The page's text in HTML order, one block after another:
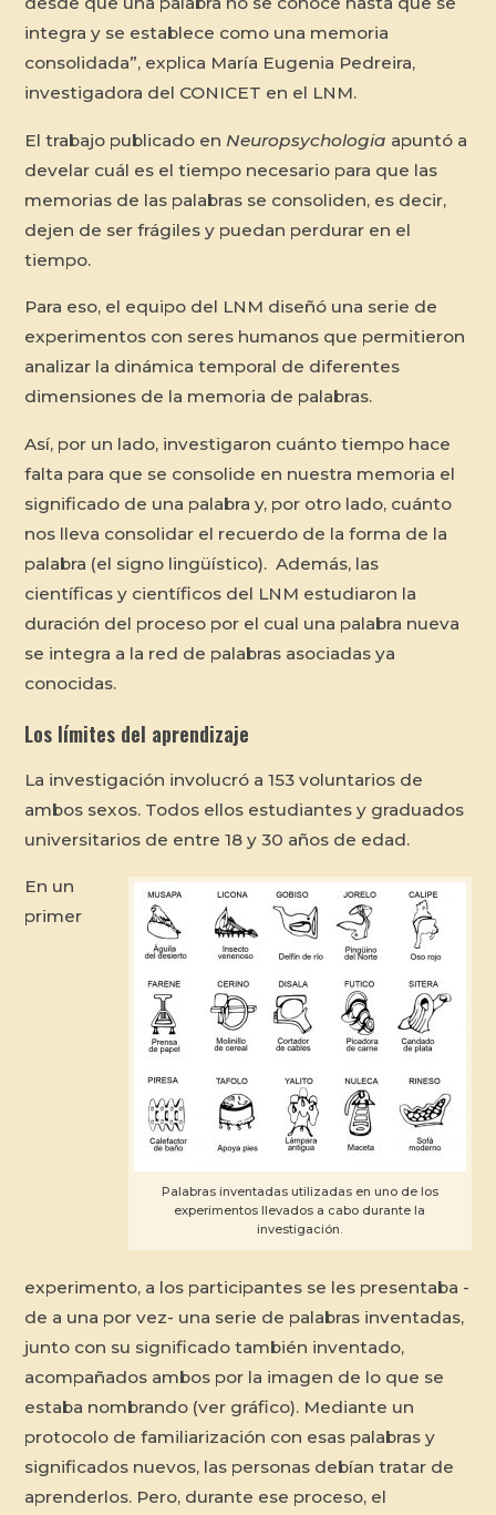
integra y se establece como una memoria
consolidada”, explica María Eugenia Pedreira,
investigadora del CONICET en el LNM.
El trabajo publicado en Neuropsychologia apuntó a
develar cuál es el tiempo necesario para que las
memorias de las palabras se consoliden, es decir,
dejen de ser frágiles y puedan perdurar en el
tiempo.
Para eso, el equipo del LNM diseñó una serie de
experimentos con seres humanos que permitieron
analizar la dinámica temporal de diferentes
dimensiones de la memoria de palabras.
Así, por un lado, investigaron cuánto tiempo hace
falta para que se consolide en nuestra memoria el
significado de una palabra y, por otro lado, cuánto
nos lleva consolidar el recuerdo de la forma de la
palabra (el signo lingüístico). Además, las
científicas y científicos del LNM estudiaron la
duración del proceso por el cual una palabra nueva
se integra a la red de palabras asociadas ya
conocidas.
Los límites del aprendizaje
La investigación involucró a 153 voluntarios de
ambos sexos. Todos ellos estudiantes y graduados
universitarios de entre 18 y 30 años de edad.
Palabras inventadas utilizadas en uno de los
experimentos llevados a cabo durante la
investigación.
En un
primer
experimento, a los participantes se les presentaba -
de a una por vez- una serie de palabras inventadas,
junto con su significado también inventado,
acompañados ambos por la imagen de lo que se
estaba nombrando (ver gráfico). Mediante un
protocolo de familiarización con esas palabras y
significados nuevos, las personas debían tratar de
aprenderlos. Pero, durante ese proceso, el